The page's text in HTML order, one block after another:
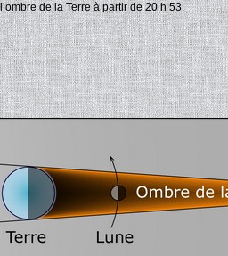
de la Terre à partir de 20 h 53.